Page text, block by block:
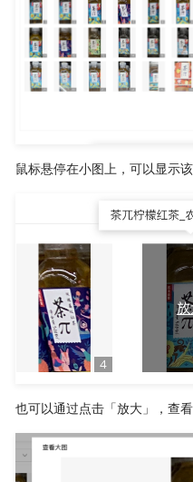
鼠标悬停在小图上，可以显示
也可以通过点击「放大」，查